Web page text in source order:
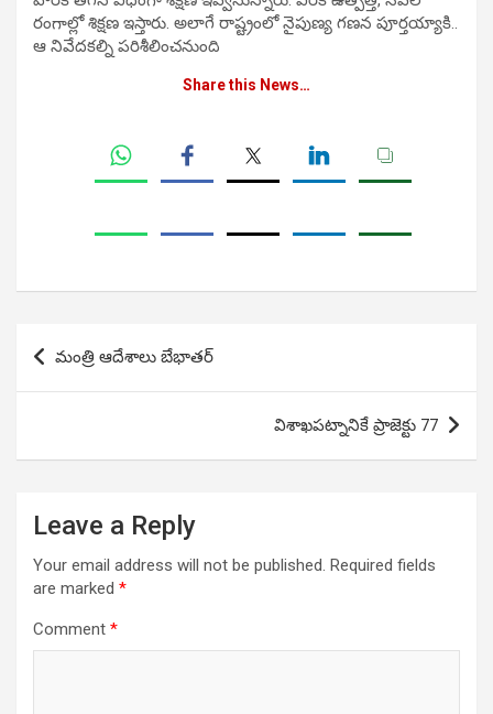
రంగాల్లో శిక్షణ ఇస్తారు. అలాగే రాష్ట్రంలో నైపుణ్య గణన పూర్తయ్యాకి..
ఆ నివేదకల్ని పరిశీలించనుంది
Share this News…
Post
navigation
మంత్రి ఆదేశాలు బేభాతర్
విశాఖపట్నానికే ప్రాజెక్టు 77
Leave a Reply
Your email address will not be published. Required fields
are marked *
Comment *